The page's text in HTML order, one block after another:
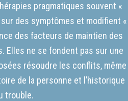
pragmatiques souvent «
des symptômes et modifient «
des facteurs de maintien des
Elles ne se fondent pas sur une
résoudre les conflits, même
de la personne et l’historique
trouble.